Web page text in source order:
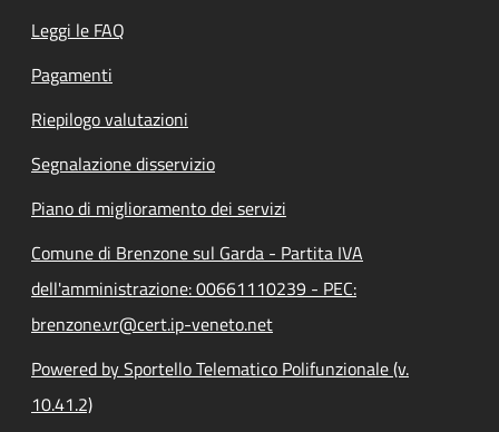
Leggi le FAQ
Pagamenti
Riepilogo valutazioni
Segnalazione disservizio
Piano di miglioramento dei servizi
Comune di Brenzone sul Garda - Partita IVA
dell'amministrazione: 00661110239 - PEC:
brenzone.vr@cert.ip-veneto.net
Powered by Sportello Telematico Polifunzionale (v.
10.41.2)